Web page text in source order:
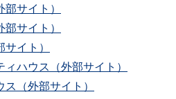
サイト）
サイト）
イト）
ハウス（外部サイト）
ス（外部サイト）